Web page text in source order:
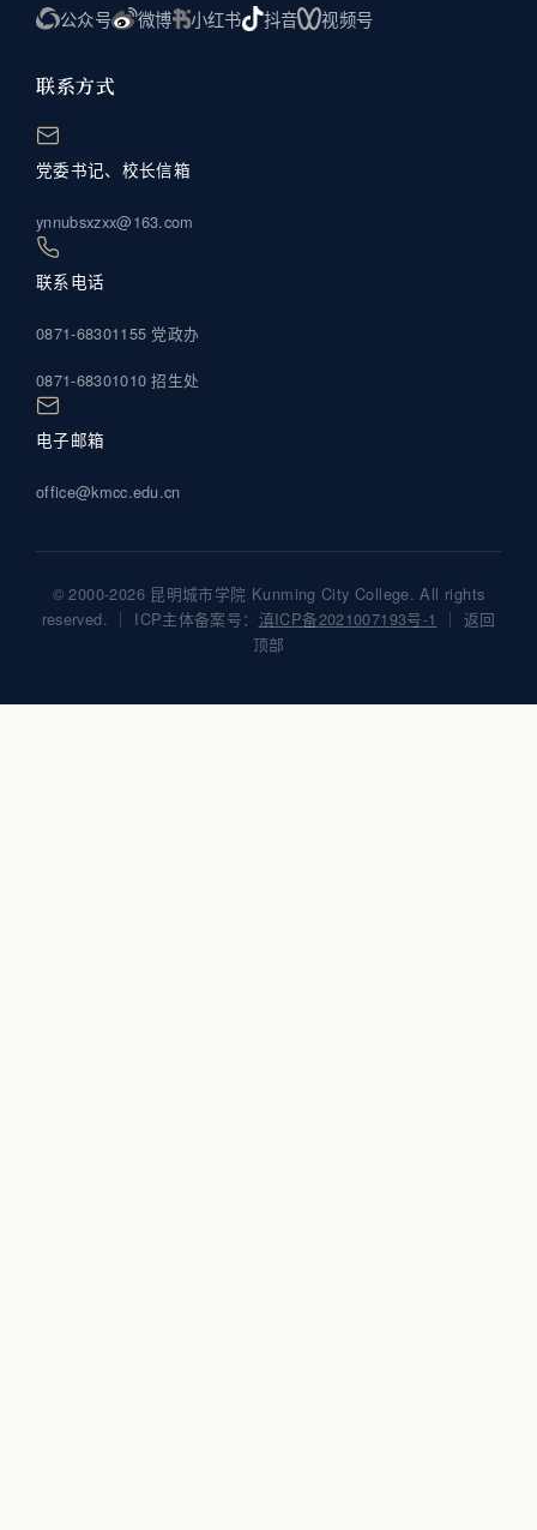
公众号 微博 小红书 抖音 视频号
联系方式
党委书记、校长信箱
ynnubsxzxx@163.com
联系电话
0871-68301155 党政办
0871-68301010 招生处
电子邮箱
office@kmcc.edu.cn
© 2000-2026 昆明城市学院 Kunming City College. All rights
reserved. ｜ ICP主体备案号： 滇ICP备2021007193号-1 ｜ 返回
顶部